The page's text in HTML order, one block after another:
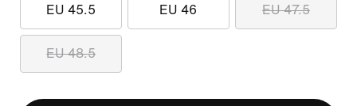
EU 45.5 EU 46 EU 47.5
EU 48.5